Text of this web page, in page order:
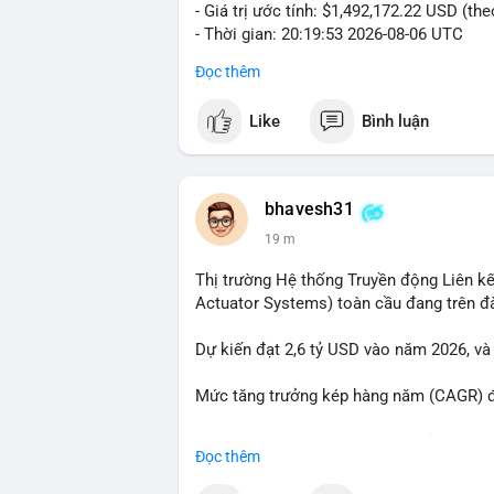
- Giá trị ước tính: $1,492,172.22 USD
- Thời gian: 20:19:53 2026-08-06 UTC
Nhận định phân tích hành vi của Cá voi
tiền đáng chú ý nhưng chưa đến mức
đang tái phân bổ tài sản giữa các ví
áp lực bán ngắn hạn có thể xuất hiện,
Lời khuyên ngắn gọn cho nhà đầu tư
trọng đòn bẩy. Ngược lại, nếu BTC
tích cực.
#23dot14btc #chuyenvilanh #aplucban
Đọc thêm
Like Bình luận
bhavesh31
19 m
Thị trường Hệ thống Truyền động Liên
Actuator Systems) toàn cầu đang trên
Dự kiến đạt 2,6 tỷ USD vào năm 2026,
Mức tăng trưởng kép hàng năm (CAGR)
Đọc thêm